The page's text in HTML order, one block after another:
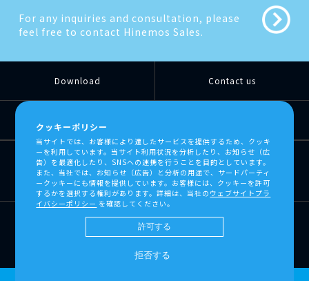
For any inquiries and consultation, please
feel free to contact Hinemos Sales.
Download Contact us
クッキーポリシー
当サイトでは、お客様により適したサービスを提供するため、クッキ
ーを利用しています。当サイト利用状況を分析したり、お知らせ（広
告）を最適化したり、SNSへの連携を行うことを目的としています。
また、当社では、お知らせ（広告）と分析の用途で、サードパーティ
ークッキーにも情報を提供しています。お客様には、クッキーを許可
するかを選択する権利があります。詳細は、当社の ウェブサイトプラ
イバシーポリシー を確認してください。
許可する
拒否する